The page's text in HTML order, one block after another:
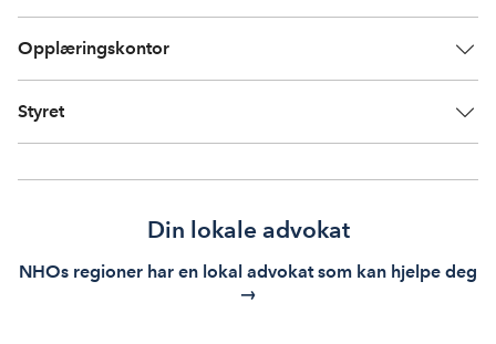
Opplæringskontor
Styret
Din lokale advokat
NHOs regioner har en lokal advokat som kan hjelpe deg
→